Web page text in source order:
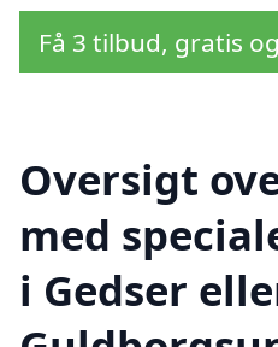
Få 3 tilbud, gratis
Oversigt
med
i Gedser